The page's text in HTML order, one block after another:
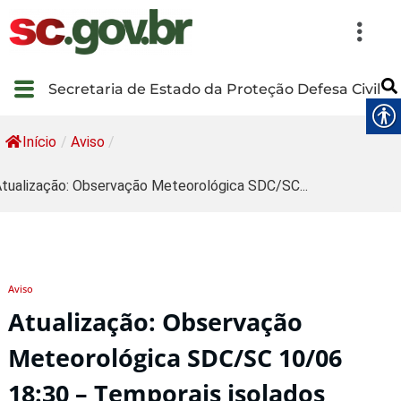
Secretaria de Estado da Proteção Defesa Civil
Início / Aviso /
Observação Meteorológica SDC/SC...
Aviso
Atualização: Observação
Meteorológica SDC/SC 10/06
18:30 – Temporais isolados